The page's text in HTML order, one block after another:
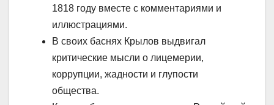
1818 году вместе с комментариями и
иллюстрациями.
В своих баснях Крылов выдвигал
критические мысли о лицемерии,
коррупции, жадности и глупости
общества.